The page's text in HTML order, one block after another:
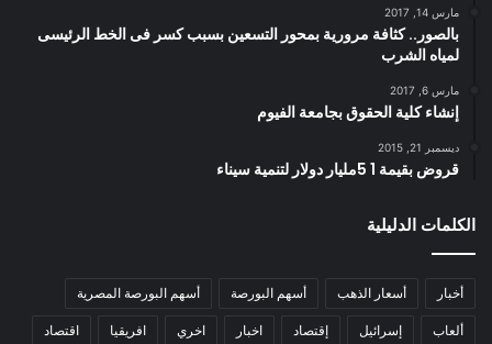
مارس 14, 2017
بالصور.. كثافة مرورية بمحور التسعين بسبب كسر فى الخط الرئيسى
لمياه الشرب
مارس 6, 2017
إنشاء كلية الحقوق بجامعة الفيوم
ديسمبر 21, 2015
قروض بقيمة 1 5مليار دولار لتنمية سيناء
الكلمات الدليلية
أخبار أسعار الذهب أسهم البورصة أسهم البورصة المصرية
ألعاب إسرائيل إقتصاد اخبار اخري افريقيا اقتصاد